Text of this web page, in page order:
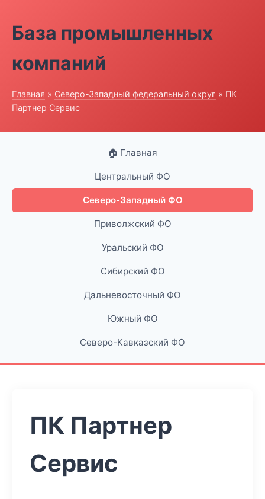
База промышленных
компаний
Главная » Северо-Западный федеральный округ » ПК
Партнер Сервис
🏠 Главная
Центральный ФО
Северо-Западный ФО
Приволжский ФО
Уральский ФО
Сибирский ФО
Дальневосточный ФО
Южный ФО
Северо-Кавказский ФО
ПК Партнер
Сервис